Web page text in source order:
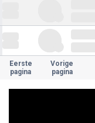
Eerste
pagina
Vorige
pagina